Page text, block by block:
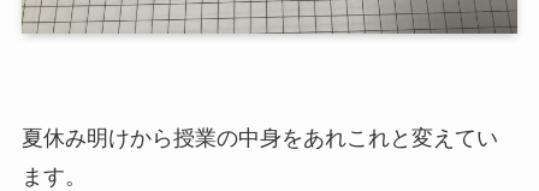
夏休み明けから授業の中身をあれこれと変えてい
ます。